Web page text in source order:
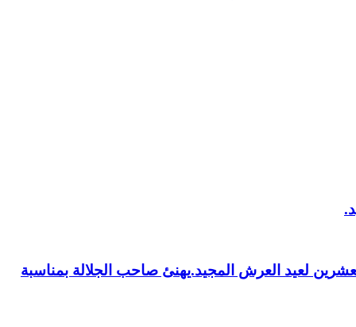
لعيد العرش المجيد.يهنئ صاحب الجلالة بمناسبة